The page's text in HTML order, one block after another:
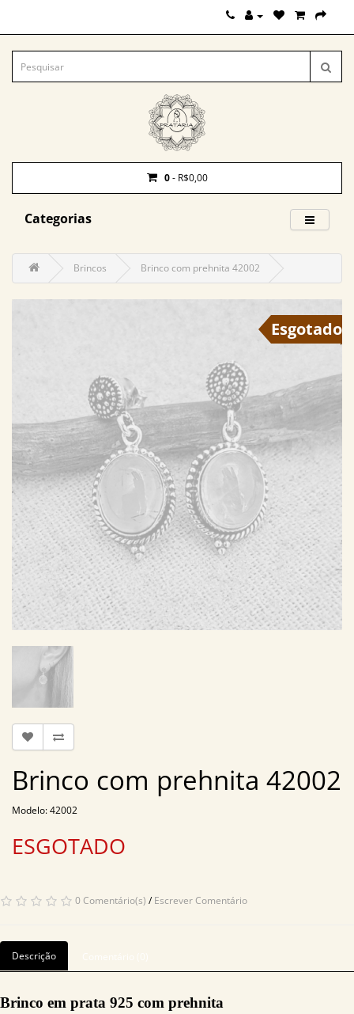
0- R$0,00
Categorias
Brincos Brinco com prehnita 42002
Brinco com prehnita 42002
Modelo: 42002
ESGOTADO
0 Comentário(s) /Escrever Comentário
Descrição
Brinco em prata 925 com prehnita